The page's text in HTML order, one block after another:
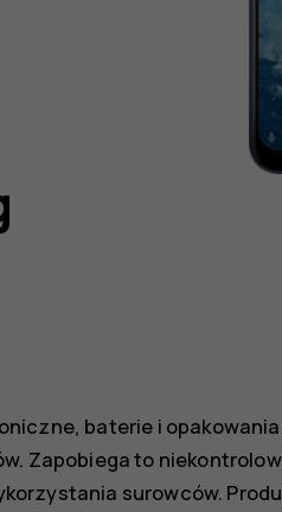
baterie i
Zapobiega to
surowców.